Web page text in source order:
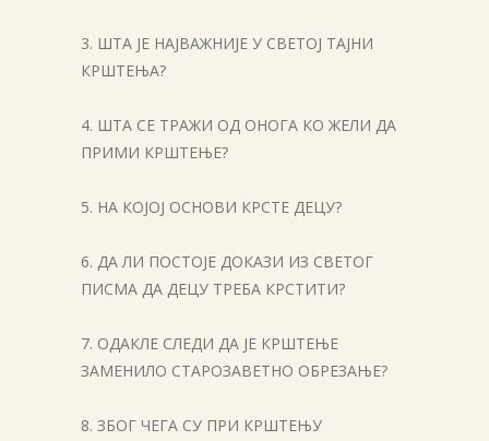
3. ШТА ЈЕ НАЈВАЖНИЈЕ У СВЕТОЈ ТАЈНИ
КРШТЕЊА?
4. ШТА СЕ ТРАЖИ ОД ОНОГА КО ЖЕЛИ ДА
ПРИМИ КРШТЕЊЕ?
5. НА КОЈОЈ ОСНОВИ КРСТЕ ДЕЦУ?
6. ДА ЛИ ПОСТОЈЕ ДОКАЗИ ИЗ СВЕТОГ
ПИСМА ДА ДЕЦУ ТРЕБА КРСТИТИ?
7. ОДАКЛЕ СЛЕДИ ДА ЈЕ КРШТЕЊЕ
ЗАМЕНИЛО СТАРОЗАВЕТНО ОБРЕЗАЊЕ?
8. ЗБОГ ЧЕГА СУ ПРИ КРШТЕЊУ